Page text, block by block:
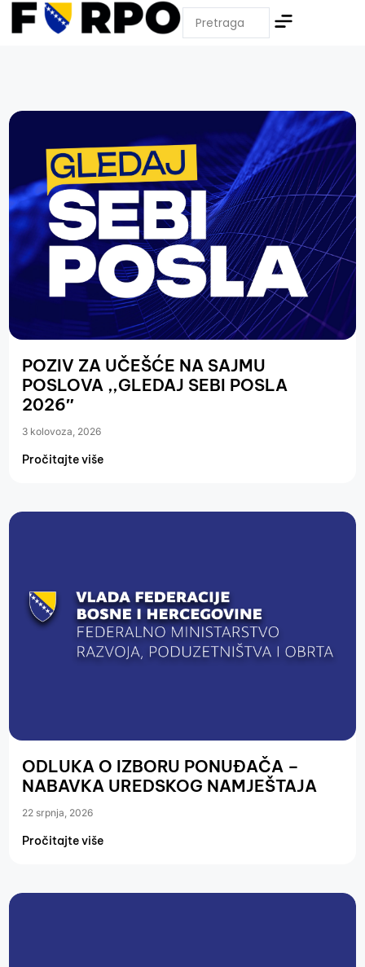
POZIV ZA UČEŠĆE NA SAJMU
POSLOVA ,,GLEDAJ SEBI POSLA
2026″
3 kolovoza, 2026
Pročitajte više
ODLUKA O IZBORU PONUĐAČA –
NABAVKA UREDSKOG NAMJEŠTAJA
22 srpnja, 2026
Pročitajte više